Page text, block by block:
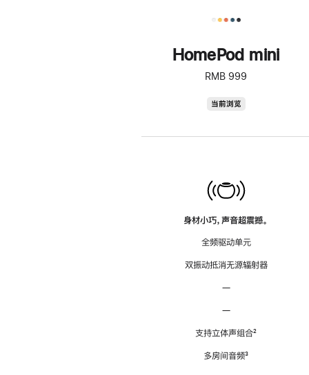
HomePod mini
RMB 999
当前浏览
身材小巧，声音超震撼。
全频驱动单元
双振动抵消无源辐射器
—
—
支持立体声组合脚
²
多房间音频脚
³